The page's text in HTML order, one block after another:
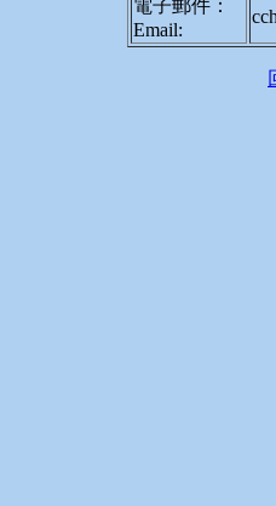
電子郵件：
Email: